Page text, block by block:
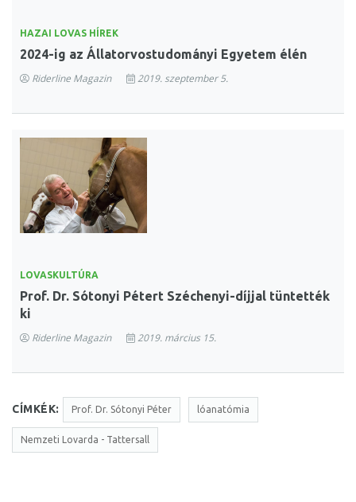
HAZAI LOVAS HÍREK
2024-ig az Állatorvostudományi Egyetem élén
Riderline Magazin 2019. szeptember 5.
LOVASKULTÚRA
Prof. Dr. Sótonyi Pétert Széchenyi-díjjal tüntették
ki
Riderline Magazin 2019. március 15.
CÍMKÉK: Prof. Dr. Sótonyi Péter lóanatómia
Nemzeti Lovarda - Tattersall